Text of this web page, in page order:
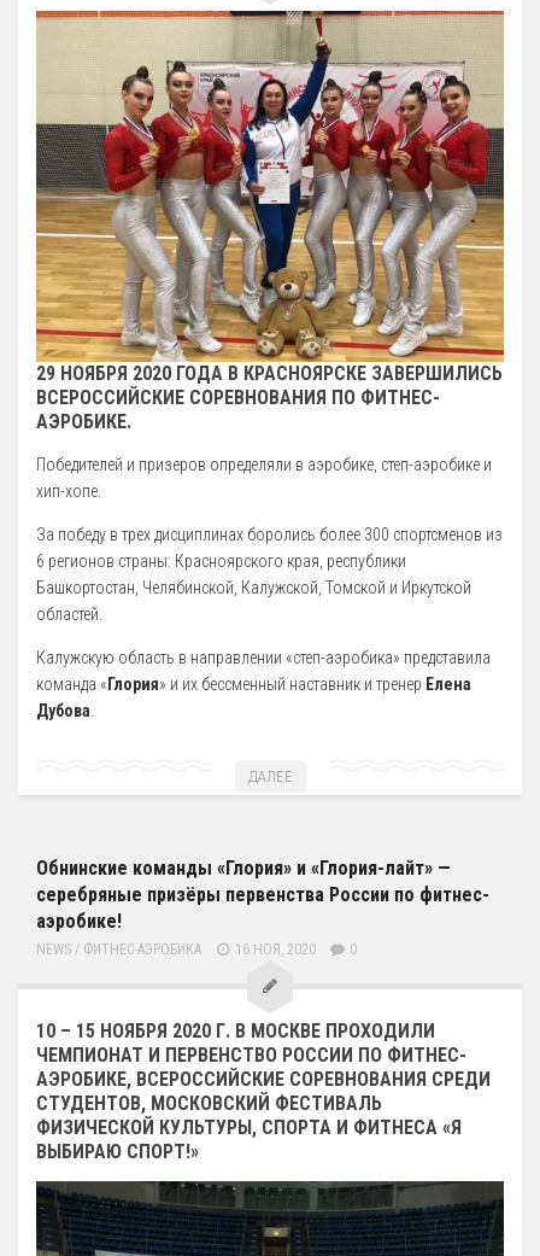
29 НОЯБРЯ 2020 ГОДА В КРАСНОЯРСКЕ ЗАВЕРШИЛИСЬ
ВСЕРОССИЙСКИЕ СОРЕВНОВАНИЯ ПО ФИТНЕС-
АЭРОБИКЕ.
Победителей и призеров определяли в аэробике, степ-аэробике и
хип-хопе.
За победу в трех дисциплинах боролись более 300 спортсменов из
6 регионов страны: Красноярского края, республики
Башкортостан, Челябинской, Калужской, Томской и Иркутской
областей.
Калужскую область в направлении «степ-аэробика» представила
команда «Глория» и их бессменный наставник и тренер Елена
Дубова
ДАЛЕЕ
Обнинские команды «Глория» и «Глория-лайт» —
серебряные призёры первенства России по фитнес-
аэробике!
NEWS / ФИТНЕС-АЭРОБИКА 16 НОЯ, 2020 0
10 – 15 НОЯБРЯ 2020 Г. В МОСКВЕ ПРОХОДИЛИ
ЧЕМПИОНАТ И ПЕРВЕНСТВО РОССИИ ПО ФИТНЕС-
АЭРОБИКЕ, ВСЕРОССИЙСКИЕ СОРЕВНОВАНИЯ СРЕДИ
СТУДЕНТОВ, МОСКОВСКИЙ ФЕСТИВАЛЬ
ФИЗИЧЕСКОЙ КУЛЬТУРЫ, СПОРТА И ФИТНЕСА «Я
ВЫБИРАЮ СПОРТ!»